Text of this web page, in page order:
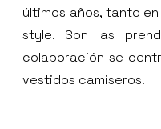
últimos años, tanto
style. Son las
colaboración se
vestidos camiseros.